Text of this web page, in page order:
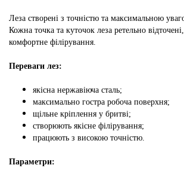
Леза створені з точністю та максимальною
Кожна точка та куточок леза ретельно
комфортне філірування.
Переваги лез:
якісна нержавіюча сталь;
максимально гостра робоча поверхня;
щільне кріплення у бритві;
створюють якісне філірування;
працюють з високою точністю.
Параметри: